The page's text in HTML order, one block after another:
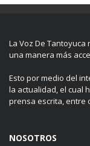
La Voz De
una manera más
Esto por medio del
la actualidad, el cual
prensa escrita, entre
NOSOTROS